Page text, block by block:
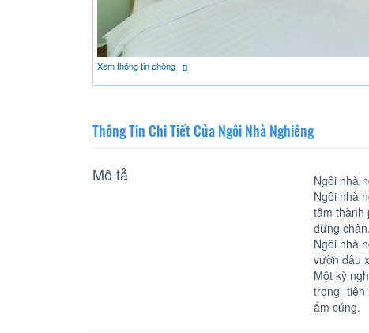
Xem thông tin phòng
Thông Tin Chi Tiết Của Ngôi Nhà Nghiêng
Mô tả
Ngôi nhà
Ngôi nhà
tâm thành
dừng chân.
Ngôi nhà
vườn dâu
Một kỳ
trọng- tiện
ấm cúng.